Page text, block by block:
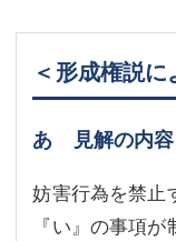
＜形成権説
あ 見解の内容
妨害行為を禁止
『い』の事項が